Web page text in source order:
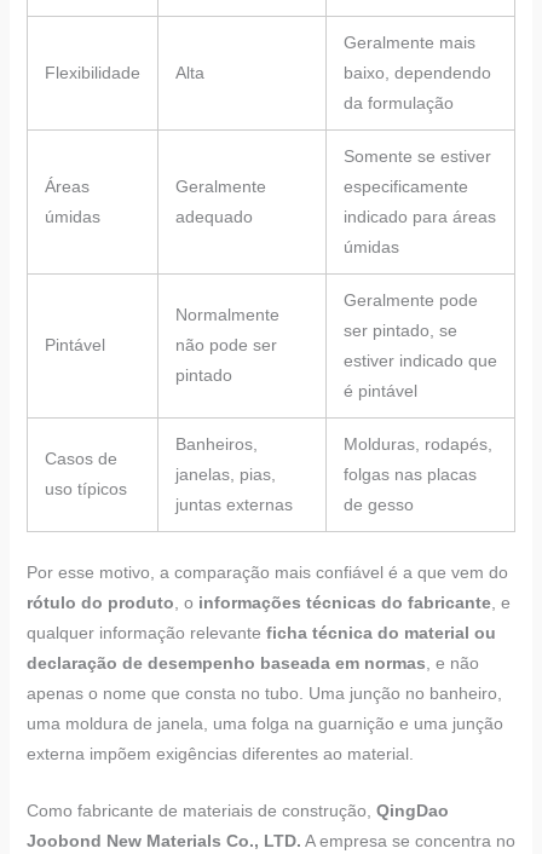
Flexibilidade Alta
Geralmente mais
baixo, dependendo
da formulação
Áreas
úmidas
Geralmente
adequado
Somente se estiver
especificamente
indicado para áreas
úmidas
Pintável
Normalmente
não pode ser
pintado
Geralmente pode
ser pintado, se
estiver indicado que
é pintável
Casos de
uso típicos
Banheiros,
janelas, pias,
juntas externas
Molduras, rodapés,
folgas nas placas
de gesso
Por esse motivo, a comparação mais confiável é a que vem do
rótulo do produto , o informações técnicas do fabricante, e
qualquer informação relevante ficha técnica do material ou
declaração de desempenho baseada em normas , e não
apenas o nome que consta no tubo. Uma junção no banheiro,
uma moldura de janela, uma folga na guarnição e uma junção
externa impõem exigências diferentes ao material.
Como fabricante de materiais de construção, QingDao
Joobond New Materials Co., LTD. A empresa se concentra no